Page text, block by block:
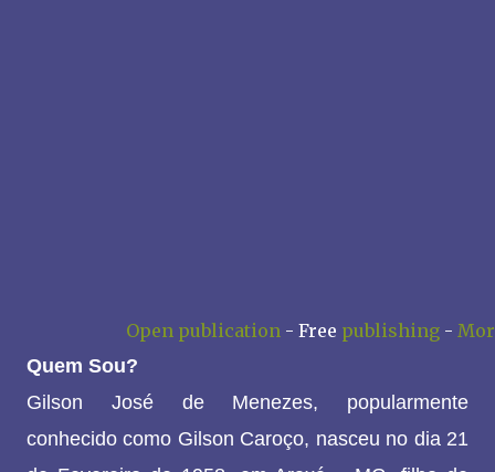
Open publication- Free publishing-
Quem Sou?
Gilson José de Menezes, popularmente
conhecido como Gilson Caroço, nasceu no dia 21